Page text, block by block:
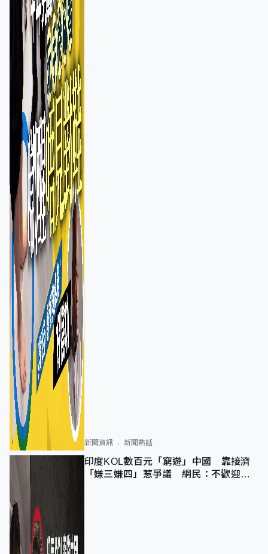
新聞資訊 新聞熱話
印度KOL數百元「窮遊」中國 靠接濟
「嫌三嫌四」惹爭議 網民：不歡迎劣